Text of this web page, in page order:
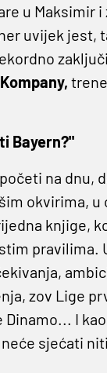
u Maksimir
uvijek jest,
Bayern?"
na dnu,
okvirima, u
knjige,
pravilima.
zov Lige
I
sjećati